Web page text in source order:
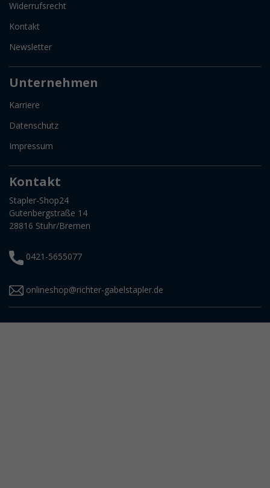
Widerrufsrecht
Kontakt
Newsletter
Unternehmen
Karriere
Datenschutz
Impressum
Kontakt
Stapler-Shop24
Gutenbergstraße 14
28816 Stuhr/Bremen
0421-5655077
onlineshop@richter-gabelstapler.de